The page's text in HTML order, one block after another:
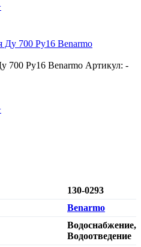
700 Ру16 Benarmo Артикул: -
130-0293
Benarmo
Водоснабжение,
Водоотведение